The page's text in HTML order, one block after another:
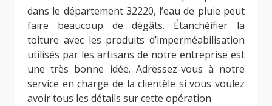
dans le département 32220, l’eau de pluie peut
faire beaucoup de dégâts. Étanchéifier la
toiture avec les produits d’imperméabilisation
utilisés par les artisans de notre entreprise est
une très bonne idée. Adressez-vous à notre
service en charge de la clientèle si vous voulez
avoir tous les détails sur cette opération.